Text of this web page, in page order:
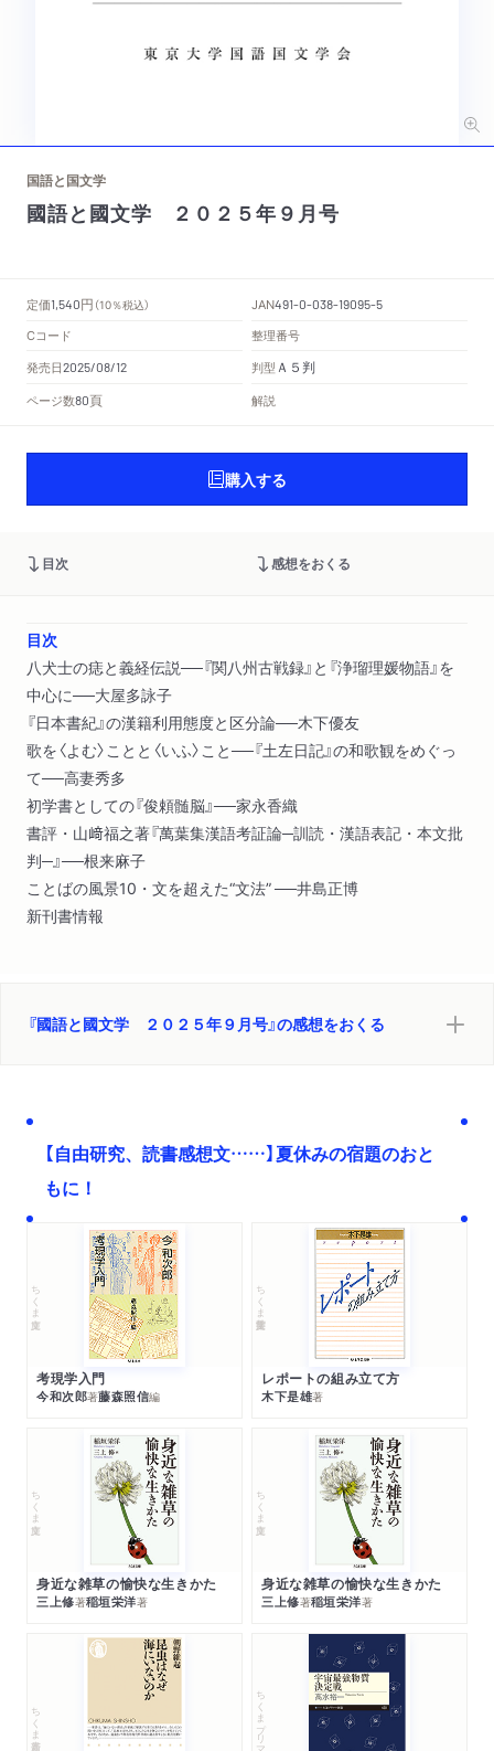
国語と国文学
國語と國文学 ２０２５年９月号
定価1,540円 （10％税込） JAN491-0-038-19095-5
Cコード
整理番号
発売日2025/08/12 判型 Ａ５判
ページ数80頁 解説
購入する
目次 感想をおくる
目次
八犬士の痣と義経伝説──『関八州古戦録』と『浄瑠理媛物語』を
中心に──大屋多詠子
『日本書紀』の漢籍利用態度と区分論──木下優友
歌を〈よむ〉ことと〈いふ〉こと──『土左日記』の和歌観をめぐっ
て──高妻秀多
初学書としての『俊頼髄脳』──家永香織
書評・山﨑福之著『萬葉集漢語考証論─訓読・漢語表記・本文批
判─』──根来麻子
ことばの風景10・文を超えた“文法” ──井島正博
新刊書情報
『國語と國文学 ２０２５年９月号』の感想をおくる
【自由研究、読書感想文……】夏休みの宿題のおと
もに！
ちくま文庫
考現学入門
今和次郎著藤森照信編
ちくま学芸文庫
レポートの組み立て方
木下是雄著
ちくま文庫
身近な雑草の愉快な生きかた
三上修著稲垣栄洋著
ちくま文庫
身近な雑草の愉快な生きかた
三上修著稲垣栄洋著
ちくま新書 ちくまプリマー新書